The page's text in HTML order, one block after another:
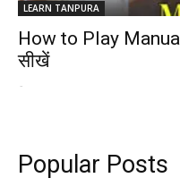
LEARN TANPURA
How to Play Manual
सीखें
-
Popular Posts